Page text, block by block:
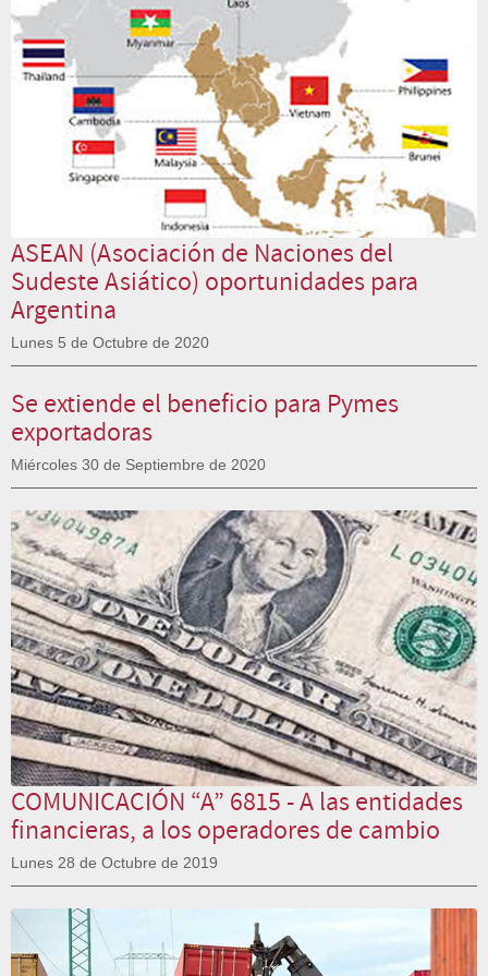
ASEAN (Asociación de Naciones del
Sudeste Asiático) oportunidades para
Argentina
Lunes 5 de Octubre de 2020
Se extiende el beneficio para Pymes
exportadoras
Miércoles 30 de Septiembre de 2020
COMUNICACIÓN “A” 6815 - A las entidades
financieras, a los operadores de cambio
Lunes 28 de Octubre de 2019